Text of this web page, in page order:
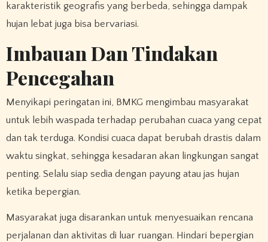
karakteristik geografis yang berbeda, sehingga dampak
hujan lebat juga bisa bervariasi.
Imbauan Dan Tindakan
Pencegahan
Menyikapi peringatan ini, BMKG mengimbau masyarakat
untuk lebih waspada terhadap perubahan cuaca yang cepat
dan tak terduga. Kondisi cuaca dapat berubah drastis dalam
waktu singkat, sehingga kesadaran akan lingkungan sangat
penting. Selalu siap sedia dengan payung atau jas hujan
ketika bepergian.
Masyarakat juga disarankan untuk menyesuaikan rencana
perjalanan dan aktivitas di luar ruangan. Hindari bepergian